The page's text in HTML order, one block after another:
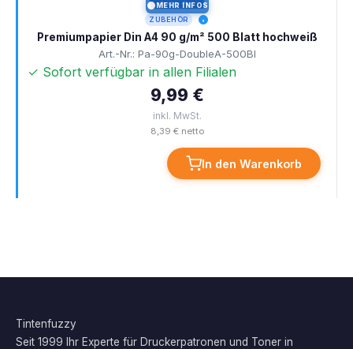
MEHR INFOS
ZUBEHÖR
Premiumpapier Din A4 90 g/m² 500 Blatt hochweiß
Art.-Nr.: Pa-90g-DoubleA-500Bl
✓ Sofort verfügbar in allen Filialen
9,99 €
inkl. MwSt.
8,39 € netto
In den Warenkorb
Tintenfuzzy
Seit 1999 Ihr Experte für Druckerpatronen und Toner in